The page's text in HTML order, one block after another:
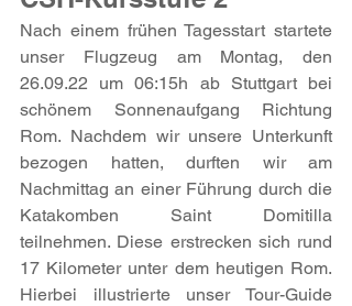
Nach einem frühen Tagesstart startete
unser Flugzeug am Montag, den
26.09.22 um 06:15h ab Stuttgart bei
schönem Sonnenaufgang Richtung
Rom. Nachdem wir unsere Unterkunft
bezogen hatten, durften wir am
Nachmittag an einer Führung durch die
Katakomben Saint Domitilla
teilnehmen. Diese erstrecken sich rund
17 Kilometer unter dem heutigen Rom.
Hierbei illustrierte unser Tour-Guide